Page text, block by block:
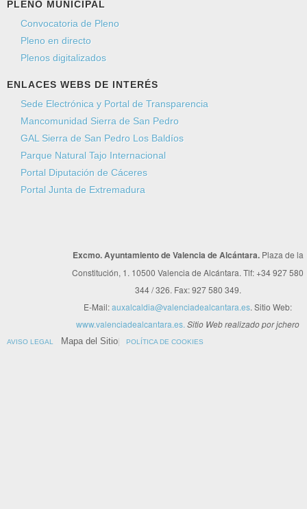
PLENO MUNICIPAL
Convocatoria de Pleno
Pleno en directo
Plenos digitalizados
ENLACES WEBS DE INTERÉS
Sede Electrónica y Portal de Transparencia
Mancomunidad Sierra de San Pedro
GAL Sierra de San Pedro Los Baldíos
Parque Natural Tajo Internacional
Portal Diputación de Cáceres
Portal Junta de Extremadura
Excmo. Ayuntamiento de Valencia de Alcántara. Plaza de la
Constitución, 1. 10500 Valencia de Alcántara. Tlf: +34 927 580
344 / 326. Fax: 927 580 349.
E-Mail:auxalcaldia@valenciadealcantara.es. Sitio Web:
www.valenciadealcantara.es. Sitio Web realizado por jchero
AVISO LEGAL Mapa del Sitio POLÍTICA DE COOKIES